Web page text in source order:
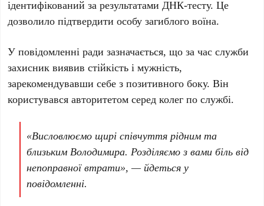
ідентифікований за результатами ДНК-тесту. Це
дозволило підтвердити особу загиблого воїна.
У повідомленні ради зазначається, що за час служби
захисник виявив стійкість і мужність,
зарекомендувавши себе з позитивного боку. Він
користувався авторитетом серед колег по службі.
«Висловлюємо щирі співчуття рідним та
близьким Володимира. Розділяємо з вами біль від
непоправної втрати», — йдеться у
повідомленні.